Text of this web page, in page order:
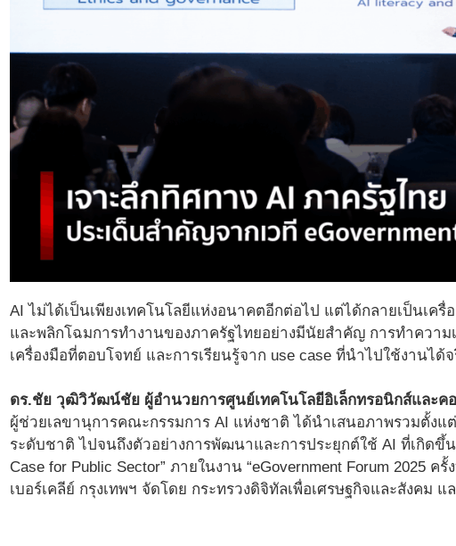
AI ไม่ได้เป็นเพียงเทคโนโลยีแห่งอนาคตอีกต่อไป แต่ได้กลายเป็นเค
และพลิกโฉมการทำงานของภาครัฐไทยอย่างมีนัยสำคัญ การทำควา
เครื่องมือที่ตอบโจทย์ และการเรียนรู้จาก use case ที่นำไปใช้งานไ
ดร.ชัย วุฒิวิวัฒน์ชัย ผู้อำนวยการศูนย์เทคโนโลยีอิเล็กทรอนิกส์และค
ผู้ช่วยเลขานุการคณะกรรมการ AI แห่งชาติ ได้นำเสนอภาพรวมตั้ง
ระดับชาติ ไปจนถึงตัวอย่างการพัฒนาและการประยุกต์ใช้ AI ที่เกิดขึ้น
Case for Public Sector” ภายในงาน “eGovernment Forum 2025
เบอร์เคลีย์ กรุงเทพฯ จัดโดย กระทรวงดิจิทัลเพื่อเศรษฐกิจและสังคม